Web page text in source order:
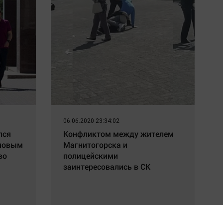
06.06.2020 23:34:02
Конфликтом между жителем
Магнитогорска и
полицейскими
заинтересовались в СК